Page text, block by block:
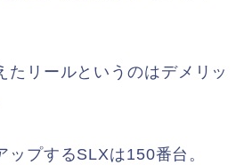
たリールというのはデメリッ
ップするSLXは150番台。